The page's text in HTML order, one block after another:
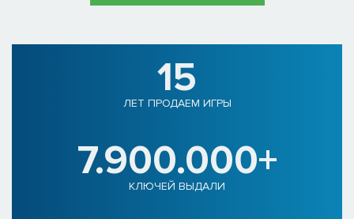
15
ЛЕТ ПРОДАЕМ ИГРЫ
7.900.000+
КЛЮЧЕЙ ВЫДАЛИ